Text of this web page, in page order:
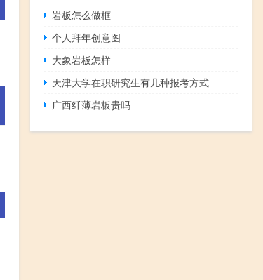
岩板怎么做框
个人拜年创意图
大象岩板怎样
天津大学在职研究生有几种报考方式
广西纤薄岩板贵吗